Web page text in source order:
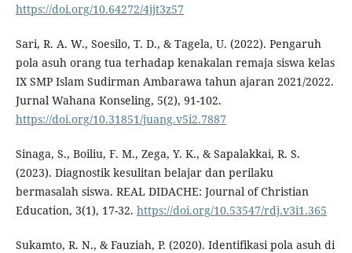
https://doi.org/10.64272/4jjt3z57
Sari, R. A. W., Soesilo, T. D., & Tagela, U. (2022). Pengaruh
pola asuh orang tua terhadap kenakalan remaja siswa kelas
IX SMP Islam Sudirman Ambarawa tahun ajaran 2021/2022.
Jurnal Wahana Konseling, 5(2), 91-102.
https://doi.org/10.31851/juang.v5i2.7887
Sinaga, S., Boiliu, F. M., Zega, Y. K., & Sapalakkai, R. S.
(2023). Diagnostik kesulitan belajar dan perilaku
bermasalah siswa. REAL DIDACHE: Journal of Christian
Education, 3(1), 17-32. https://doi.org/10.53547/rdj.v3i1.365
Sukamto, R. N., & Fauziah, P. (2020). Identifikasi pola asuh di